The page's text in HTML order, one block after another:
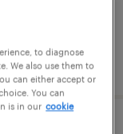
to diagnose
We also use them to
can either accept or
You can
is in our cookie